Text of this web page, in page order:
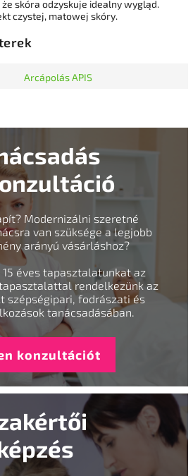
skóra odzyskuje idealny wygląd.
czystej, matowej skóry.
Arcápolás APIS
Modernizálni szeretné
van szüksége a legjobb
arányú vásárláshoz?
éves tapasztalatunkat az
rendelkezünk az
szépségipari, fodrászati és
tanácsadásában.
konzultációt